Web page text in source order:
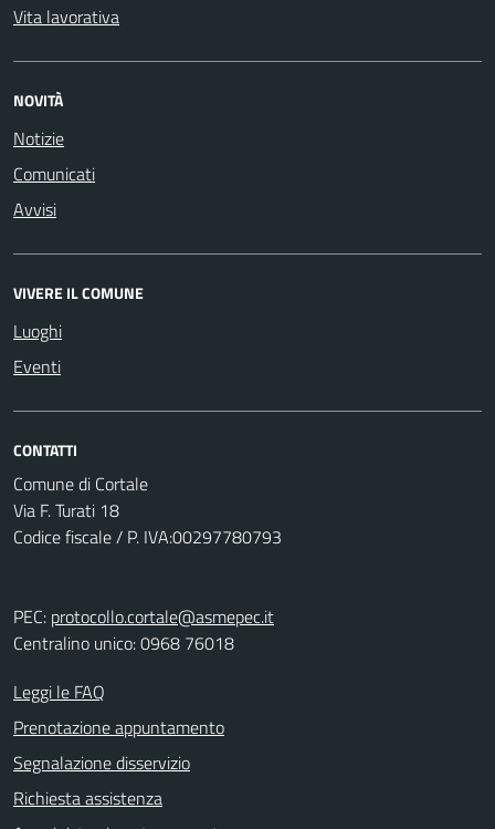
Vita lavorativa
NOVITÀ
Notizie
Comunicati
Avvisi
VIVERE IL COMUNE
Luoghi
Eventi
CONTATTI
Comune di Cortale
Via F. Turati 18
Codice fiscale / P. IVA:00297780793
PEC: protocollo.cortale@asmepec.it
Centralino unico: 0968 76018
Leggi le FAQ
Prenotazione appuntamento
Segnalazione disservizio
Richiesta assistenza